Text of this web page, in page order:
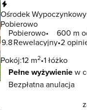
Ośrodek
Pobierowo
Pobierowo
600 m
9.8Rewelacyjny 2
Pokój:12 m2 1 łóżko
Pełne wyżywieniew
Bezpłatna anulacja